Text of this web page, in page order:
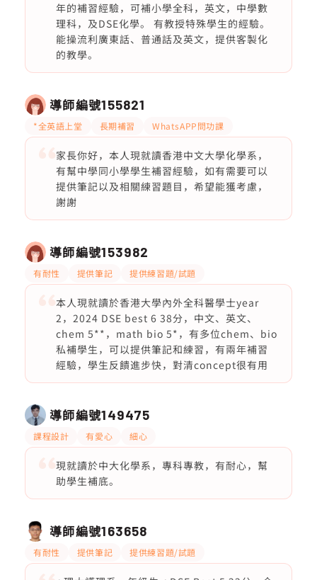
年的補習經驗，可補小學全科，英文，中學數
理科，及DSE化學。 有教授特殊學生的經驗。
能操流利廣東話、普通話及英文，提供客製化
的教學。
導師編號155821
*全英語上堂 長期補習 WhatsAPP問功課
家長你好，本人現就讀香港中文大學化學系，
有幫中學同小學學生補習經驗，如有需要可以
提供筆記以及相關練習題目，希望能獲考慮，
謝謝
導師編號153982
有耐性 提供筆記 提供練習題/試題
本人現就讀於香港大學內外全科醫學士year
2，2024 DSE best 6 38分，中文、英文、
chem 5**，math bio 5*，有多位chem、bio
私補學生，可以提供筆記和練習，有兩年補習
經驗，學生反饋進步快，對清concept很有用
導師編號149475
課程設計 有愛心 細心
現就讀於中大化學系，專科專教，有耐心，幫
助學生補底。
導師編號163658
有耐性 提供筆記 提供練習題/試題